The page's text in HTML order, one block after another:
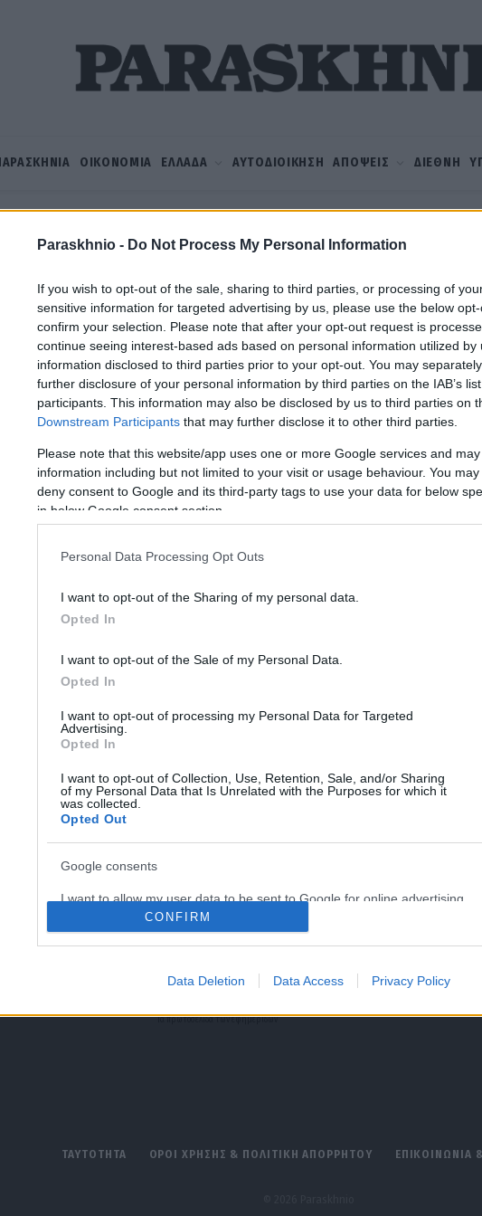
Paraskhnio - Do Not Process My Personal Information
If you wish to opt-out of the sale, sharing to third parties, or processing of
sensitive information for targeted advertising by us, please use the below
confirm your selection. Please note that after your opt-out request is
continue seeing interest-based ads based on personal information utilized by
information disclosed to third parties prior to your opt-out. You may
further disclosure of your personal information by third parties on the IAB’s
participants. This information may also be disclosed by us to third parties on
Downstream Participants that may further disclose it to other third parties.
Please note that this website/app uses one or more Google services and
information including but not limited to your visit or usage behaviour. You
deny consent to Google and its third-party tags to use your data for below
in below Google consent section.
Personal Data Processing Opt Outs
I want to opt-out of the Sharing of my personal data.
Opted In
I want to opt-out of the Sale of my Personal Data.
Opted In
I want to opt-out of processing my Personal Data for Targeted
Advertising.
Opted In
I want to opt-out of Collection, Use, Retention, Sale, and/or Sharing
of my Personal Data that Is Unrelated with the Purposes for which it
was collected.
Opted Out
Google consents
I want to allow my user data to be sent to Google for online advertising
CONFIRM
Data Deletion Data Access Privacy Policy
ΟΙΚΟΝΟΜΙΑ ΕΛΛΑΔΑ ΑΥΤΟΔΙΟΙΚΗΣΗ ΑΠΟΨΕΙΣ ΔΙΕΘΝΗ
ΑΠΌ ΤΡΊΤΗ
από Τρίτη
τοπικές
κυρίως στα ορεινά.
GROUP A.E.”
αυτή
με τη Σύσταση (ΕΕ)
2018 σχετικά με
του
(L 63).
ΤΑ ΠΡΩΤΟΣΕΛΙΔΑ ΣΗΜΕΡΑ
Ταπρωτοσέλιδατωνεφημερίδων
ΤΑΥΤΟΤΗΤΑ ΟΡΟΙ ΧΡΗΣΗΣ & ΠΟΛΙΤΙΚΗ ΑΠΟΡΡΗΤΟΥ ΕΠΙΚΟΙΝΩΝΙΑ